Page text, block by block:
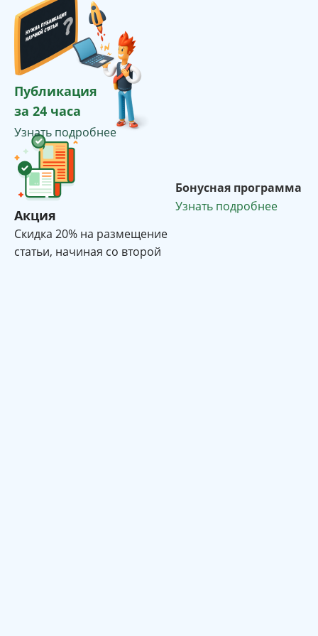
Публикация
за 24 часа
Узнать подробнее
Акция
Cкидка 20% на размещение
статьи, начиная со второй
Бонусная программа
Узнать подробнее